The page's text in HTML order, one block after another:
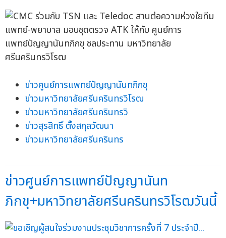
ข่าวศูนย์การแพทย์ปัญญานันทภิกขุ
ข่าวมหาวิทยาลัยศรีนครินทรวิโรฒ
ข่าวมหาวิทยาลัยศรีนครินทรวิ
ข่าวสุรสิทธิ์ ตั้งสกุลวัฒนา
ข่าวมหาวิทยาลัยศรีนครินทร
ข่าวศูนย์การแพทย์ปัญญานันท
ภิกขุ+มหาวิทยาลัยศรีนครินทรวิโรฒวันนี้